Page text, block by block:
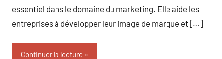
essentiel dans le domaine du marketing. Elle aide les
entreprises à développer leur image de marque et […]
Continuer la lecture